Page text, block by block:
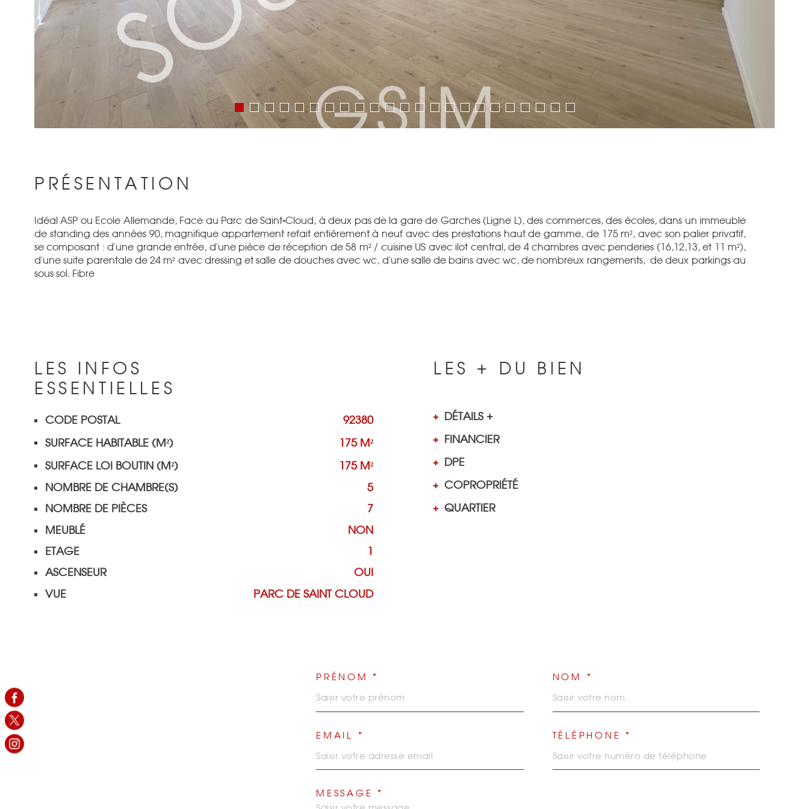
PRÉSENTATION
Idéal ASP ou Ecole Allemande, Face au Parc de Saint-Cloud, à deux pas de la gare de Garches (Ligne L), des commerces, des écoles, dans un immeuble
de standing des années 90, magnifique appartement refait entièrement à neuf avec des prestations haut de gamme, de 175 m², avec son palier privatif,
se composant : d'une grande entrée, d'une pièce de réception de 58 m² / cuisine US avec ilot central, de 4 chambres avec penderies (16,12,13, et 11 m²),
d'une suite parentale de 24 m² avec dressing et salle de douches avec wc, d'une salle de bains avec wc, de nombreux rangements, de deux parkings au
sous sol. Fibre
LES INFOS
ESSENTIELLES
Caractérisque Valeurs
CODE POSTAL 92380
SURFACE HABITABLE (M²) 175 M²
SURFACE LOI BOUTIN (M²) 175 M²
NOMBRE DE CHAMBRE(S)
5
NOMBRE DE PIÈCES
7
MEUBLÉ
NON
ETAGE
ASCENSEUR
OUI
VUE
PARC DE SAINT CLOUD
LES + DU BIEN
DÉTAILS +
FINANCIER
DPE
COPROPRIÉTÉ
QUARTIER
PRÉNOM * NOM *
EMAIL * TÉLÉPHONE *
MESSAGE *